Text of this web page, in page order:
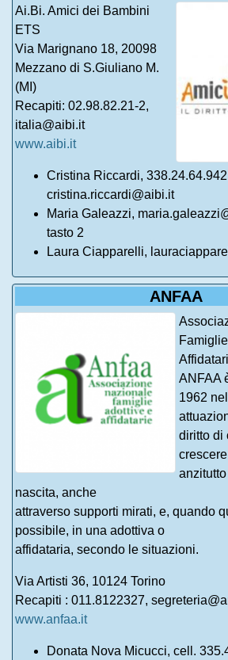
Ai.Bi. Amici dei Bambini
ETS
Via Marignano 18, 20098
Mezzano di S.Giuliano M.
(MI)
Recapiti: 02.98.82.21-2,
italia@aibi.it
www.aibi.it
Cristina Riccardi,
cristina.riccardi@aibi.it
Maria Galeazzi,
tasto 2
Laura Ciapparelli,
ANFAA
ANFAA
1962
diritto di
nascita, anche
attraverso supporti mirati, e, quando
possibile, in una adottiva o
affidataria, secondo le situazioni.
Via Artisti 36, 10124 Torino
Recapiti : 011.8122327,
www.anfaa.it
Donata Nova Micucci, cell.